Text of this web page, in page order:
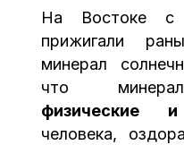
На Востоке с
прижигали
минерал
что
физические
человека,